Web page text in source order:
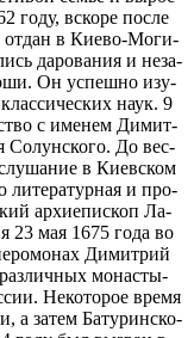
го­ду, вско­ре по­сле
от­дан в Ки­е­во-Мо­ги­
да­ро­ва­ния и неза­
Он успеш­но изу­
на­ук. 9
с име­нем Ди­мит­
Со­лун­ско­го. До вес­
в Ки­ев­ском
ли­те­ра­тур­ная и про­
ар­хи­епи­скоп Ла­
23 мая 1675 го­да во
Ди­мит­рий
мо­на­сты­
Неко­то­рое вре­мя
а за­тем Ба­ту­рин­ско­